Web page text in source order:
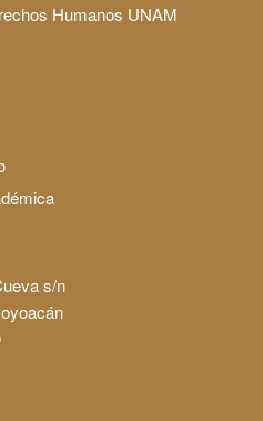
Humanos UNAM
s/n